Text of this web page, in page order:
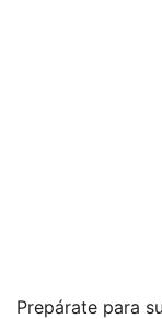
Prepárate para